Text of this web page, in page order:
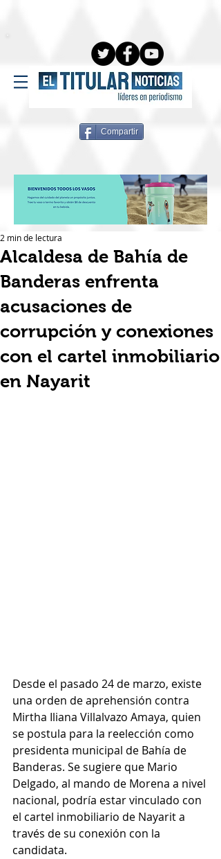
Compartir
Alcaldesa de Bahía de
Banderas enfrenta
acusaciones de
corrupción y conexiones
con el cartel inmobiliario
en Nayarit
2 min de lectura
Desde el pasado 24 de marzo, existe
una orden de aprehensión contra
Mirtha Iliana Villalvazo Amaya, quien
se postula para la reelección como
presidenta municipal de Bahía de
Banderas. Se sugiere que Mario
Delgado, al mando de Morena a nivel
nacional, podría estar vinculado con
el cartel inmobiliario de Nayarit a
través de su conexión con la
candidata.